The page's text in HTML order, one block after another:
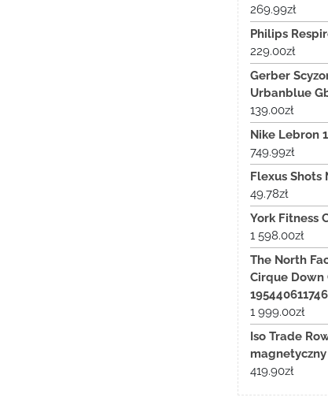
269.99zł
Philips
229.00zł
Gerber
Urbanblue
139.00zł
Nike Lebron
749.99zł
Flexus Shots
49.78zł
York Fitness
1 598.00zł
The North
Cirque Down
195440611746
1 999.00zł
Iso Trade
magnetyczny
419.90zł